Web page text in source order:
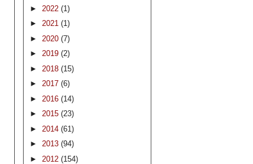
► 2022 (1)
► 2021 (1)
► 2020 (7)
► 2019 (2)
► 2018 (15)
► 2017 (6)
► 2016 (14)
► 2015 (23)
► 2014 (61)
► 2013 (94)
► 2012 (154)